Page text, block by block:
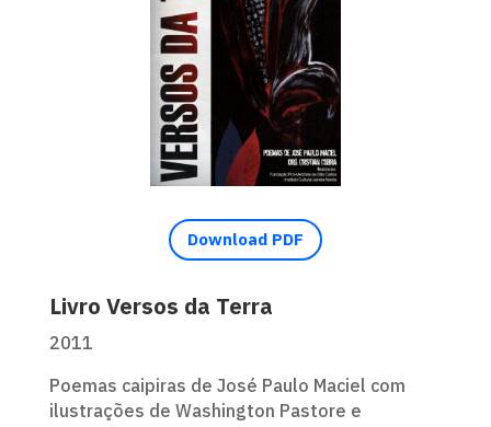
Download PDF
Livro Versos da Terra
2011
Poemas caipiras de José Paulo Maciel com
ilustrações de Washington Pastore e